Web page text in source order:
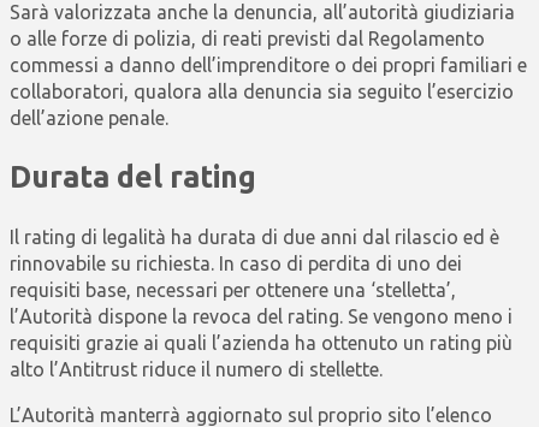
Sarà valorizzata anche la denuncia, all’autorità giudiziaria
o alle forze di polizia, di reati previsti dal Regolamento
commessi a danno dell’imprenditore o dei propri familiari e
collaboratori, qualora alla denuncia sia seguito l’esercizio
dell’azione penale.
Durata del rating
Il rating di legalità ha durata di due anni dal rilascio ed è
rinnovabile su richiesta. In caso di perdita di uno dei
requisiti base, necessari per ottenere una ‘stelletta’,
l’Autorità dispone la revoca del rating. Se vengono meno i
requisiti grazie ai quali l’azienda ha ottenuto un rating più
alto l’Antitrust riduce il numero di stellette.
L’Autorità manterrà aggiornato sul proprio sito l’elenco